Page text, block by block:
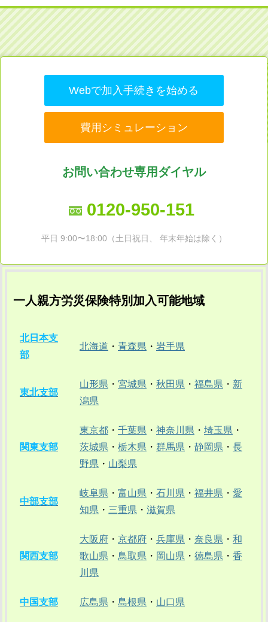
Webで加入手続きを始める
費用シミュレーション
お問い合わせ専用ダイヤル
0120-950-151
平日 9:00〜18:00（土日祝日、 年末年始は除く）
一人親方労災保険特別加入可能地域
北日本支
部
北海道 ・ 青森県 ・ 岩手県
東北支部
山形県 ・ 宮城県 ・ 秋田県 ・ 福島県 ・ 新
潟県
関東支部
東京都 ・ 千葉県 ・ 神奈川県 ・ 埼玉県 ・
茨城県 ・ 栃木県 ・ 群馬県 ・ 静岡県 ・ 長
野県 ・ 山梨県
中部支部
岐阜県 ・ 富山県 ・ 石川県 ・ 福井県 ・ 愛
知県 ・ 三重県 ・ 滋賀県
関西支部
大阪府 ・ 京都府 ・ 兵庫県 ・ 奈良県 ・ 和
歌山県 ・ 鳥取県 ・ 岡山県 ・ 徳島県 ・ 香
川県
中国支部 広島県 ・ 島根県 ・ 山口県